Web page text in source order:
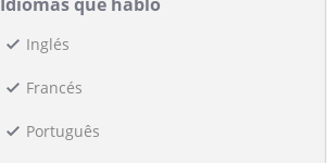
Inglés
Francés
Português